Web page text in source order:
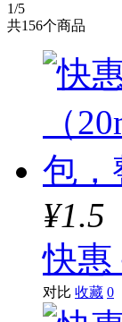
1/5
共156个商品
¥1.5
快惠
对比 收藏 0